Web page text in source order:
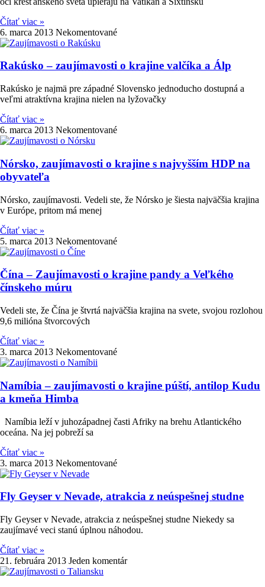
Čítať viac »
6. marca 2013 Nekomentované
Rakúsko – zaujímavosti o krajine valčíka a Álp
Rakúsko je najmä pre západné Slovensko jednoducho dostupná a
veľmi atraktívna krajina nielen na lyžovačky
Čítať viac »
6. marca 2013 Nekomentované
Nórsko, zaujímavosti o krajine s najvyšším HDP na
obyvateľa
Nórsko, zaujímavosti. Vedeli ste, že Nórsko je šiesta najväčšia krajina
v Európe, pritom má menej
Čítať viac »
5. marca 2013 Nekomentované
Čína – Zaujímavosti o krajine pandy a Veľkého
čínskeho múru
Vedeli ste, že Čína je štvrtá najväčšia krajina na svete, svojou rozlohou
9,6 milióna štvorcových
Čítať viac »
3. marca 2013 Nekomentované
Namíbia – zaujímavosti o krajine púští, antilop Kudu
a kmeňa Himba
Namíbia leží v juhozápadnej časti Afriky na brehu Atlantického
oceána. Na jej pobreží sa
Čítať viac »
3. marca 2013 Nekomentované
Fly Geyser v Nevade, atrakcia z neúspešnej studne
Fly Geyser v Nevade, atrakcia z neúspešnej studne Niekedy sa
zaujímavé veci stanú úplnou náhodou.
Čítať viac »
21. februára 2013 Jeden komentár